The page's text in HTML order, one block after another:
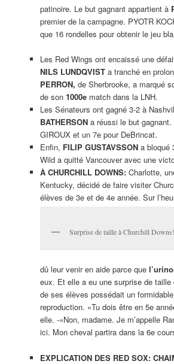
patinoire. Le but gagnant appartient à
premier de la campagne. PYOTR
que 16 rondelles pour obtenir le jeu
Les Red Wings ont encaissé une
NILS LUNDQVISTa tranché en
PERRON, de Sherbrooke, a marqué
de son 1000ematch dans la LNH.
Les Sénateurs ont gagné 3-2 à
BATHERSONa réussi le but gagnant.
GIROUX et un 7e pour DeBrincat.
Enfin, FILIP GUSTAVSSONa bloqué
Wild a quitté Vancouver avec une
À CHURCHILL DOWNS:Charlotte,
Kentucky, décidé de faire visiter
élèves de 3e et de 4e année. Sur
Surprise de taille à Churchill Downs!
dû leur venir en aide parce que
eux. Et elle a eu une surprise de taille
de ses élèves possédait un formidable
reproduction. «Tu dois être en 5e
elle. -«Non, madame. Je m’appelle
ici. Mon cheval partira dans la 6e
EXPLICATION DES RED SOX: